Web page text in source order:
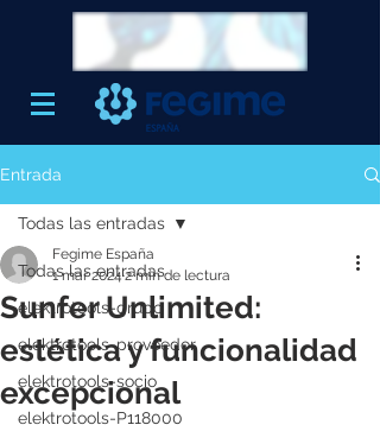
Entrada
Todas las entradas
elektrotools-grupo
elektrotools-proveedor
elektrotools-socio
elektrotools-P118000
Todas las entradas
Sunfer Unlimited:
estética y funcionalidad
excepcional
Fegime España
1 mar 2024 2 min de lectura